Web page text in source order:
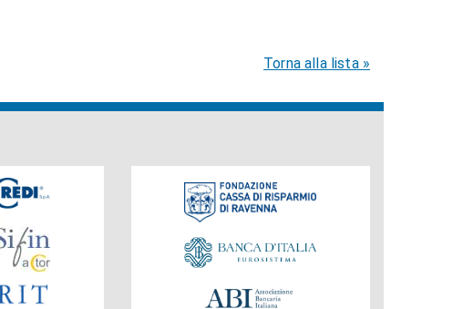
Torna alla lista »
Fondazione